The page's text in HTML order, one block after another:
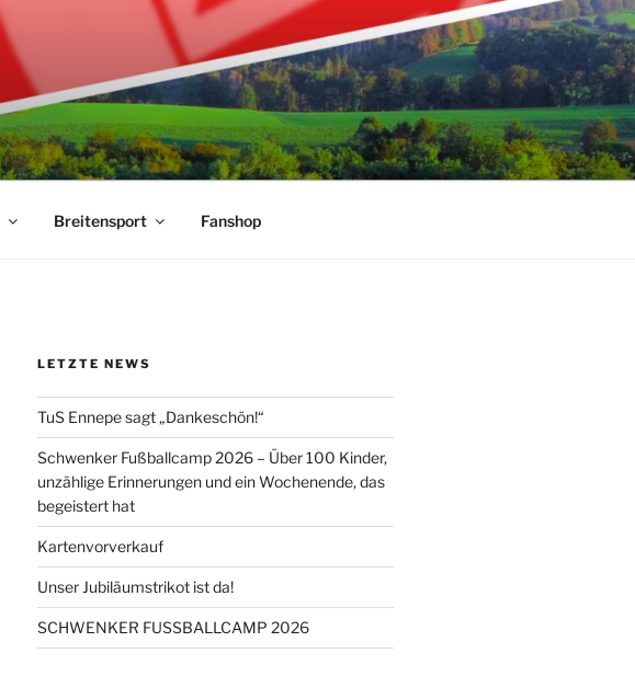
Breitensport Fanshop
LETZTE NEWS
TuS Ennepe sagt „Dankeschön!“
Schwenker Fußballcamp 2026 – Über 100 Kinder,
unzählige Erinnerungen und ein Wochenende, das
begeistert hat
Kartenvorverkauf
Unser Jubiläumstrikot ist da!
SCHWENKER FUSSBALLCAMP 2026